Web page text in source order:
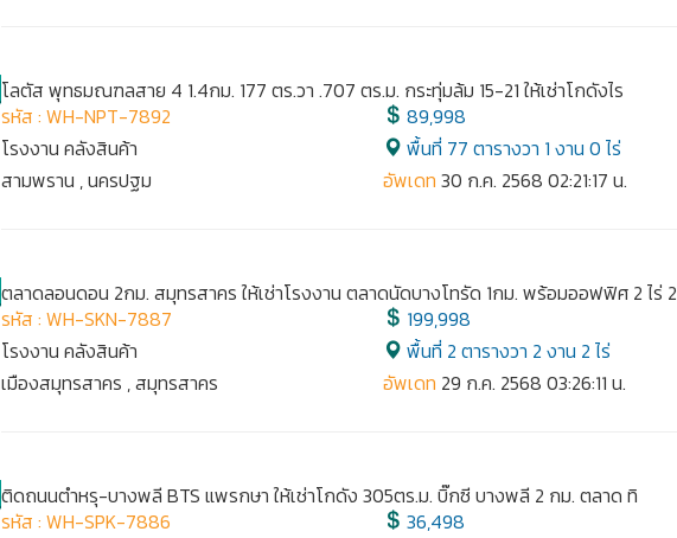
โลตัส พุทธมณฑลสาย 4 1.4กม. 177 ตร.วา .707 ตร.ม. กระทุ่มล้ม 15-21 ให้เช่าโกดังไร
รหัส : WH-NPT-7892
โรงงาน คลังสินค้า
สามพราน , นครปฐม
89,998
พื้นที่ 77 ตารางวา 1 งาน 0 ไร่
อัพเดท 30 ก.ค. 2568 02:21:17 น.
ตลาดลอนดอน 2กม. สมุทรสาคร ให้เช่าโรงงาน ตลาดนัดบางโทรัด 1กม. พร้อมออฟฟิศ 2 ไร่ 2
รหัส : WH-SKN-7887
โรงงาน คลังสินค้า
เมืองสมุทรสาคร , สมุทรสาคร
199,998
พื้นที่ 2 ตารางวา 2 งาน 2 ไร่
อัพเดท 29 ก.ค. 2568 03:26:11 น.
ติดถนนตำหรุ-บางพลี BTS แพรกษา ให้เช่าโกดัง 305ตร.ม. บิ๊กซี บางพลี 2 กม. ตลาด ทิ
รหัส : WH-SPK-7886
36,498